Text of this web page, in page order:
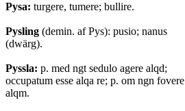
Pysa: turgere, tumere; bullire.
Pysling (demin. af Pys): pusio; nanus
(dwärg).
Pyssla: p. med ngt sedulo agere alqd;
occupatum esse alqa re; p. om ngn fovere
alqm.